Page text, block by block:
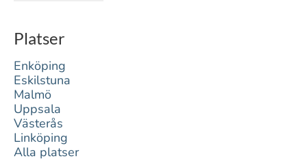
Platser
Enköping
Eskilstuna
Malmö
Uppsala
Västerås
Linköping
Alla platser